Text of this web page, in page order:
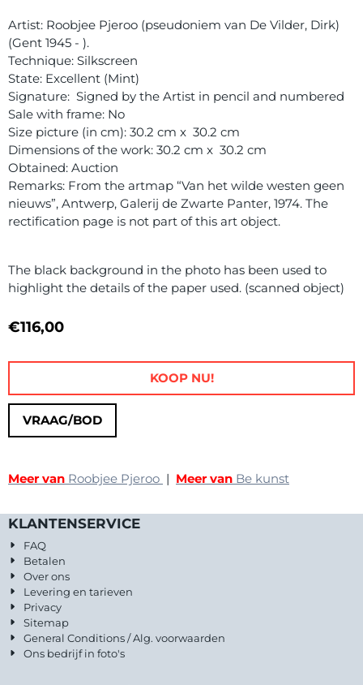
Artist: Roobjee Pjeroo (pseudoniem van De Vilder, Dirk)
(Gent 1945 - ).
Technique: Silkscreen
State: Excellent (Mint)
Signature: Signed by the Artist in pencil and numbered
Sale with frame: No
Size picture (in cm): 30.2 cm x 30.2 cm
Dimensions of the work: 30.2 cm x 30.2 cm
Obtained: Auction
Remarks: From the artmap “Van het wilde westen geen
nieuws”, Antwerp, Galerij de Zwarte Panter, 1974. The
rectification page is not part of this art object.
The black background in the photo has been used to
highlight the details of the paper used. (scanned object)
€116,00
VRAAG/BOD
KOOP NU!
Meer van Roobjee Pjeroo | Meer van Be kunst
KLANTENSERVICE
FAQ
Betalen
Over ons
Levering en tarieven
Privacy
Sitemap
General Conditions / Alg. voorwaarden
Ons bedrijf in foto's